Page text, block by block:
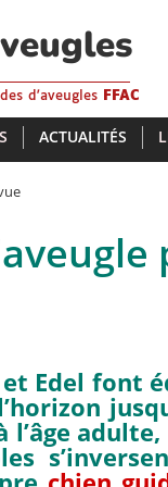
d'aveugles FFAC
ACTUALITÉS
Edel font
adulte,